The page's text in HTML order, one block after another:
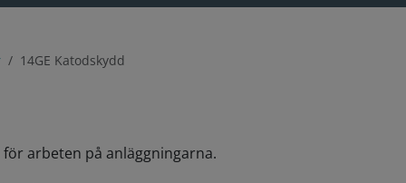
14GE Katodskydd
arbeten på anläggningarna.